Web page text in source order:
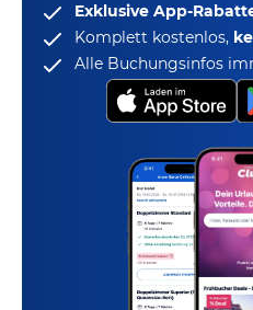
Exklusive App-
Komplett kostenlos,
Alle Buchungsinfos